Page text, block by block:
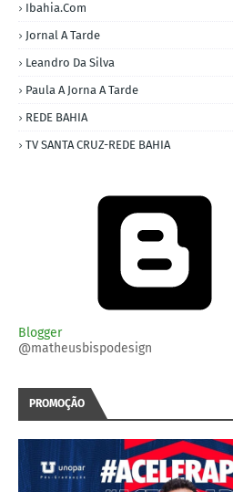
Ibahia.com
Jornal A Tarde
Leandro Da Silva
Paula A Jorna A Tarde
REDE BAHIA
TV SANTA CRUZ-REDE BAHIA
Blogger
@matheusbispodesign
PROMOÇÃO